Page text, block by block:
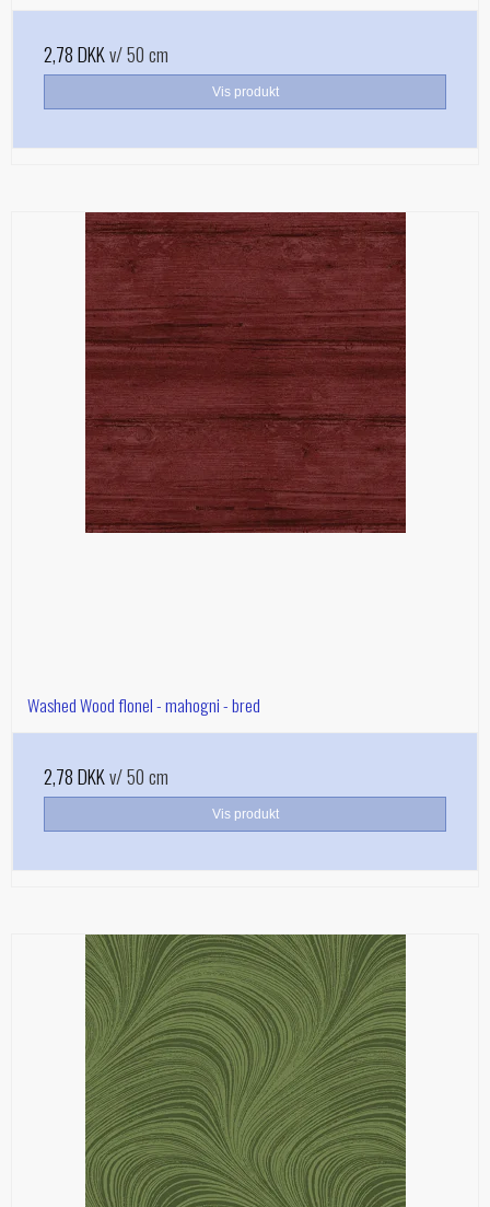
2,78 DKKv/ 50 cm
Vis produkt
Washed Wood flonel - mahogni - bred
2,78 DKKv/ 50 cm
Vis produkt